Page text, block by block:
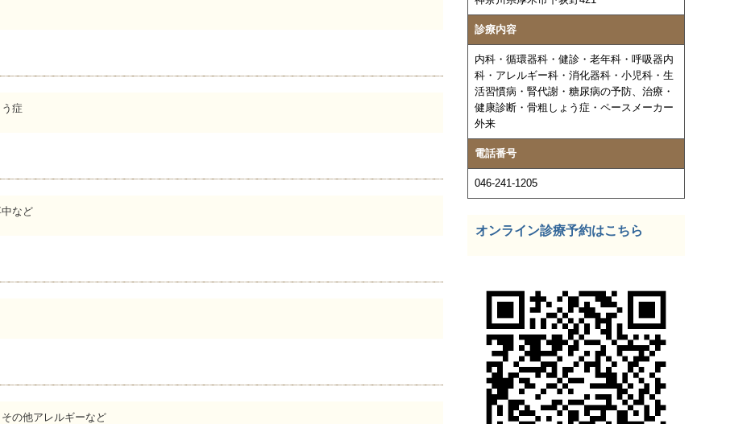
症
など
の他アレルギーなど
診療内容
内科・循環器科・健診・老年科・呼吸器内
科・アレルギー科・消化器科・小児科・生
活習慣病・腎代謝・糖尿病の予防、治療・
健康診断・ 骨粗しょう症・ペースメーカー
外来
電話番号
046-241-1205
オンライン診療予約はこちら